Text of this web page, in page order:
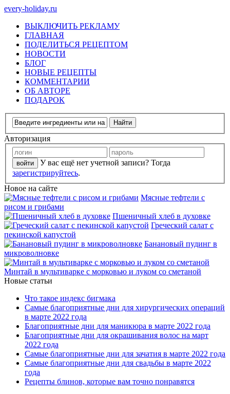
every-holiday.ru
ВЫКЛЮЧИТЬ РЕКЛАМУ
ГЛАВНАЯ
ПОДЕЛИТЬСЯ РЕЦЕПТОМ
НОВОСТИ
БЛОГ
НОВЫЕ РЕЦЕПТЫ
КОММЕНТАРИИ
ОБ АВТОРЕ
ПОДАРОК
Авторизация
У вас ещё нет учетной записи? Тогда
зарегистрируйтесь.
Новое на сайте
Мясные тефтели с
рисом и грибами
Пшеничный хлеб в духовке
Греческий салат с
пекинской капустой
Банановый пудинг в
микроволновке
Минтай в мультиварке с морковью и луком со сметаной
Новые статьи
Что такое индекс бигмака
Самые благоприятные дни для хирургических операций
в марте 2022 года
Благоприятные дни для маникюра в марте 2022 года
Благоприятные дни для окрашивания волос на март
2022 года
Самые благоприятные дни для зачатия в марте 2022 года
Самые благоприятные дни для свадьбы в марте 2022
года
Рецепты блинов, которые вам точно понравятся